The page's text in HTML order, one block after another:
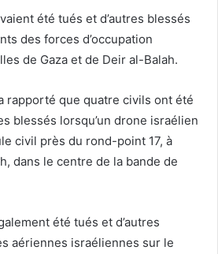
été tués et d’autres blessés
des forces d’occupation
de Gaza et de Deir al-Balah.
rapporté que quatre civils ont été
blessés lorsqu’un drone israélien
civil près du rond-point 17, à
dans le centre de la bande de
été tués et d’autres
aériennes israéliennes sur le